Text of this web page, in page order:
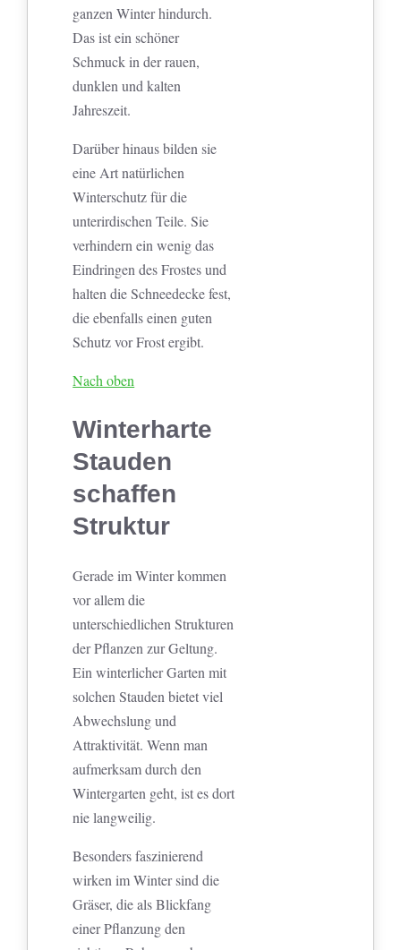
ganzen Winter hindurch.
Das ist ein schöner
Schmuck in der rauen,
dunklen und kalten
Jahreszeit.
Darüber hinaus bilden sie
eine Art natürlichen
Winterschutz für die
unterirdischen Teile. Sie
verhindern ein wenig das
Eindringen des Frostes und
halten die Schneedecke fest,
die ebenfalls einen guten
Schutz vor Frost ergibt.
Nach oben
Winterharte
Stauden
schaffen
Struktur
Gerade im Winter kommen
vor allem die
unterschiedlichen Strukturen
der Pflanzen zur Geltung.
Ein winterlicher Garten mit
solchen Stauden bietet viel
Abwechslung und
Attraktivität. Wenn man
aufmerksam durch den
Wintergarten geht, ist es dort
nie langweilig.
Besonders faszinierend
wirken im Winter sind die
Gräser, die als Blickfang
einer Pflanzung den